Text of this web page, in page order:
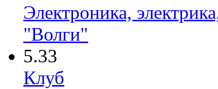
Электроника,
"Волги"
5.33
Клуб